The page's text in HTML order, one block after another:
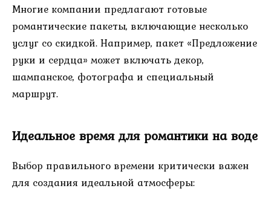
Многие компании предлагают готовые
романтические пакеты, включающие несколько
услуг со скидкой. Например, пакет «Предложение
руки и сердца» может включать декор,
шампанское, фотографа и специальный
маршрут.
Идеальное время для романтики на воде
Выбор правильного времени критически важен
для создания идеальной атмосферы: